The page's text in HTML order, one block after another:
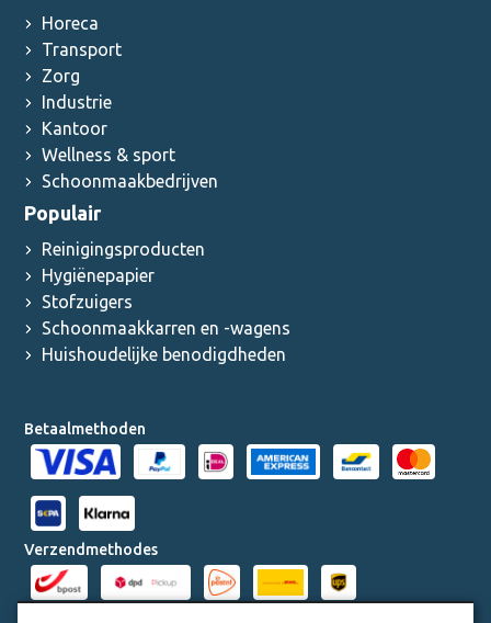
Horeca
Transport
Zorg
Industrie
Kantoor
Wellness & sport
Schoonmaakbedrijven
Populair
Reinigingsproducten
Hygiënepapier
Stofzuigers
Schoonmaakkarren en -wagens
Huishoudelijke benodigdheden
Betaalmethoden
Verzendmethodes